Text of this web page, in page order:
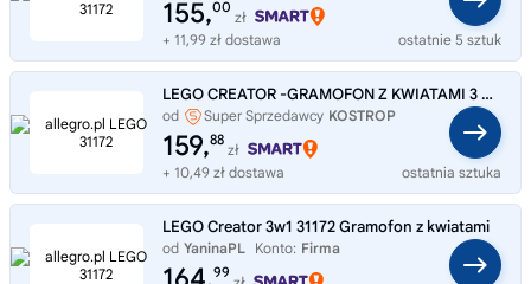
155,00
zł
+ 11,99 zł dostawa
ostatnie 5 sztuk
LEGO CREATOR -GRAMOFON Z KWIATAMI 3 W 1 NR 31172
od Super Sprzedawcy KOSTROP
159,88
zł
+ 10,49 zł dostawa
ostatnia sztuka
LEGO Creator 3w1 31172 Gramofon z kwiatami
od YaninaPL Konto: Firma
99